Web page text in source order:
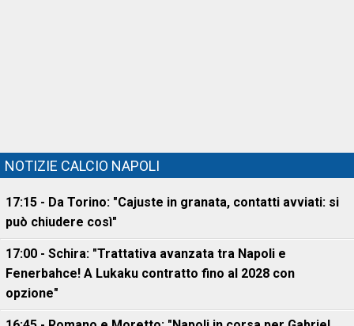
NOTIZIE CALCIO NAPOLI
17:15 - Da Torino: "Cajuste in granata, contatti avviati: si
può chiudere così"
17:00 - Schira: "Trattativa avanzata tra Napoli e
Fenerbahce! A Lukaku contratto fino al 2028 con
opzione"